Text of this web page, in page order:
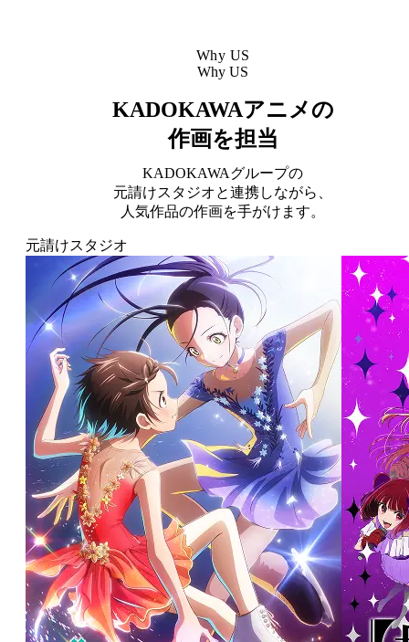
Why US
Why US
KADOKAWAアニメの
作画を担当
KADOKAWAグループの
元請けスタジオと連携しながら、
人気作品の作画を手がけます。
元請けスタジオ